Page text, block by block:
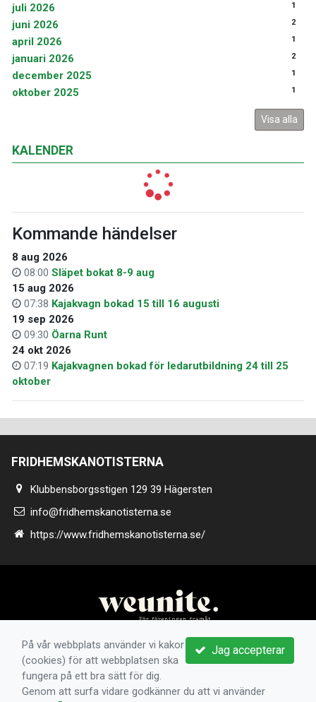
juli 2026 1
juni 2026 2
april 2026 1
januari 2026 2
december 2025 1
oktober 2025 1
Visa alla
KALENDER
Kommande händelser
8 aug 2026
08:00 Släpet bokat 8-9 aug
15 aug 2026
07:38 Kajakvagn bokad 15 till 16 augusti
19 sep 2026
09:30 Öarna Runt
24 okt 2026
07:19 Kajakvagnen bokad för ledarutbildning 24 till 25
oktober
FRIDHEMSKANOTISTERNA
Klubbensborgsstigen 129 39 Hägersten
info@fridhemskanotisterna.se
https://www.fridhemskanotisterna.se/
Jag accepterar
På vår webbplats använder vi kakor
(cookies) för att webbplatsen ska
fungera på ett bra sätt för dig.
Genom att surfa vidare godkänner du att vi använder